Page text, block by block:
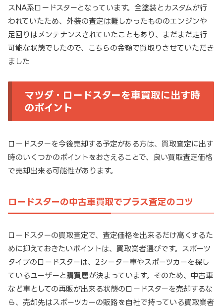
スNA系ロードスターとなっています。全塗装とカスタムが行
われていたため、外装の査定は難しかったもののエンジンや
足回りはメンテナンスされていたこともあり、まだまだ走行
可能な状態でしたので、こちらの金額で買取りさせていただき
ました
マツダ・ロードスターを車買取に出す時
のポイント
ロードスターを今後売却する予定がある方は、買取査定に出す
時のいくつかのポイントをおさえることで、良い買取査定価格
で売却出来る可能性があります。
ロードスターの中古車買取でプラス査定のコツ
ロードスターの買取査定で、査定価格を出来るだけ高くするた
めに抑えておきたいポイントは、買取業者選びです。スポーツ
タイプのロードスターは、2シーター車やスポーツカーを探し
ているユーザーと購買層が決まっています。そのため、中古車
など車としての再販が出来る状態のロードスターを売却するな
ら、売却先はスポーツカーの販路を自社で持っている買取業者